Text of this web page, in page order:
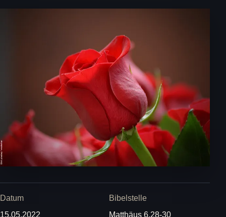
Datum
15.05.2022
Bibelstelle
Matthäus 6,28-30